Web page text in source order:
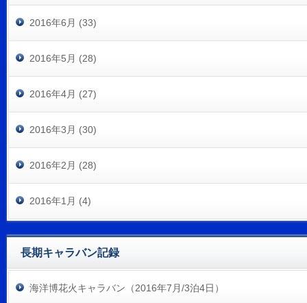
2016年6月 (33)
2016年5月 (28)
2016年4月 (27)
2016年3月 (30)
2016年2月 (28)
2016年1月 (4)
長期キャラバン記録
海洋博花火キャラバン（2016年7月/3泊4日）